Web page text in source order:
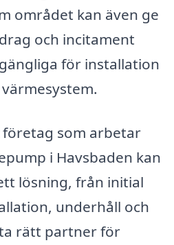
området kan även ge
och incitament
för installation
som arbetar
i Havsbaden kan
lösning, från initial
underhåll och
rätt partner för